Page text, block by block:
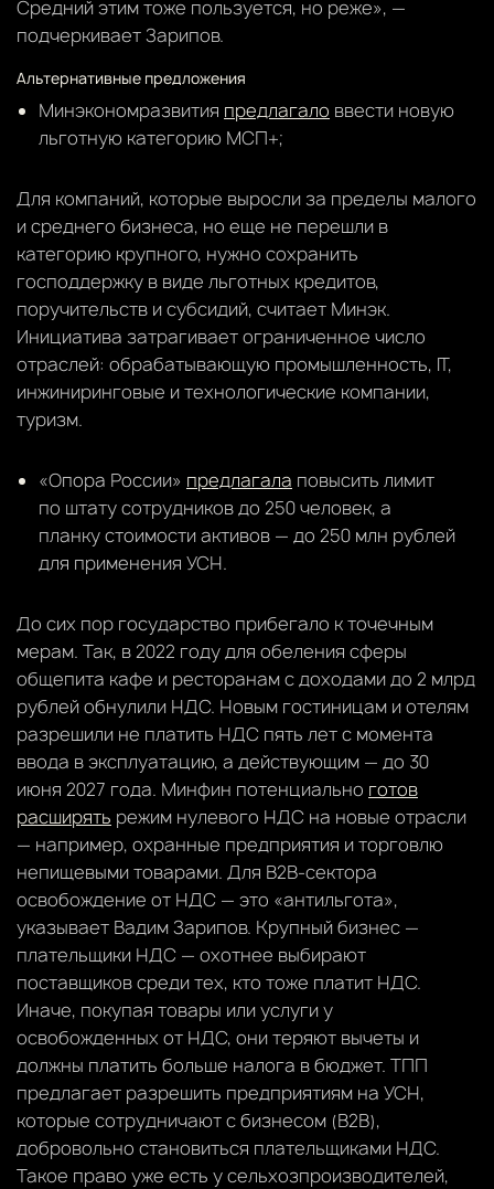
Средний этим тоже пользуется, но реже», —
подчеркивает Зарипов.
Альтернативные предложения
Минэкономразвития предлагало ввести новую
льготную категорию МСП+;
Для компаний, которые выросли за пределы малого
и среднего бизнеса, но еще не перешли в
категорию крупного, нужно сохранить
господдержку в виде льготных кредитов,
поручительств и субсидий, считает Минэк.
Инициатива затрагивает ограниченное число
отраслей: обрабатывающую промышленность, IT,
инжиниринговые и технологические компании,
туризм.
«Опора России» предлагала повысить лимит
по штату сотрудников до 250 человек, а
планку стоимости активов — до 250 млн рублей
для применения УСН.
До сих пор государство прибегало к точечным
мерам. Так, в 2022 году для обеления сферы
общепита кафе и ресторанам с доходами до 2 млрд
рублей обнулили НДС. Новым гостиницам и отелям
разрешили не платить НДС пять лет с момента
ввода в эксплуатацию, а действующим — до 30
июня 2027 года. Минфин потенциально готов
расширять режим нулевого НДС на новые отрасли
— например, охранные предприятия и торговлю
непищевыми товарами. Для В2В-сектора
освобождение от НДС — это «антильгота»,
указывает Вадим Зарипов. Крупный бизнес —
плательщики НДС — охотнее выбирают
поставщиков среди тех, кто тоже платит НДС.
Иначе, покупая товары или услуги у
освобожденных от НДС, они теряют вычеты и
должны платить больше налога в бюджет. ТПП
предлагает разрешить предприятиям на УСН,
которые сотрудничают с бизнесом (B2B),
добровольно становиться плательщиками НДС.
Такое право уже есть у сельхозпроизводителей,